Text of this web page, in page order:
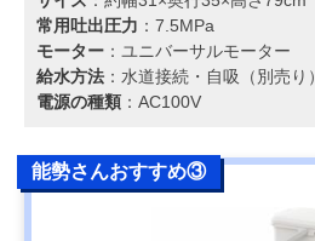
常用吐出圧力 ：7.5MPa
モーター ：ユニバーサルモーター
給水方法 ：水道接続・自吸（別売り）
電源の種類 ：AC100V
能勢さんおすすめ③